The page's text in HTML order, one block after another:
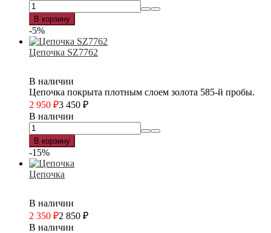
В корзину
-5%
Цепочка SZ7762
В наличии
Цепочка покрыта плотным слоем золота 585-й пробы.
2 950 ₽3 450 ₽
В наличии
В корзину
-15%
Цепочка
В наличии
2 350 ₽2 850 ₽
В наличии